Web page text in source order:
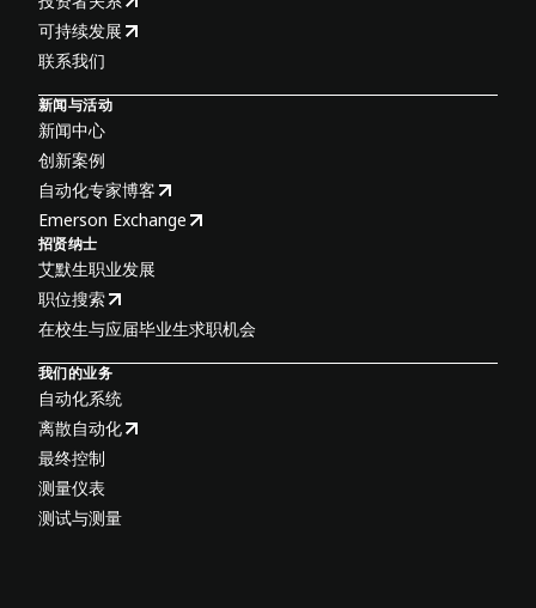
可持续发展
联系我们
新闻与活动
新闻中心
创新案例
自动化专家博客
Emerson Exchange
招贤纳士
艾默生职业发展
职位搜索
在校生与应届毕业生求职机会
我们的业务
自动化系统
离散自动化
最终控制
测量仪表
测试与测量